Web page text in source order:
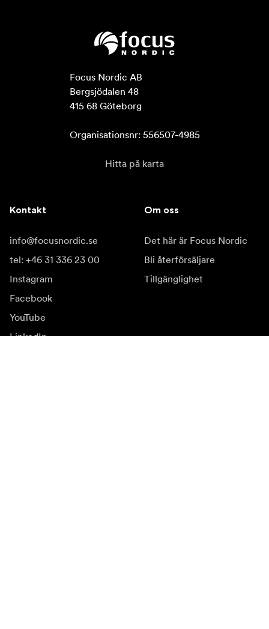
Focus Nordic AB
Bergsjödalen 48
415 68 Göteborg
Organisationsnr: 556507-4985
Hitta på karta
Kontakt
info@focusnordic.se
tel: +46 31 336 23 00
Instagram
Facebook
YouTube
LinkedIn
Om oss
Det här är Focus Nordic
Bli återförsäljare
Tillgänglighet